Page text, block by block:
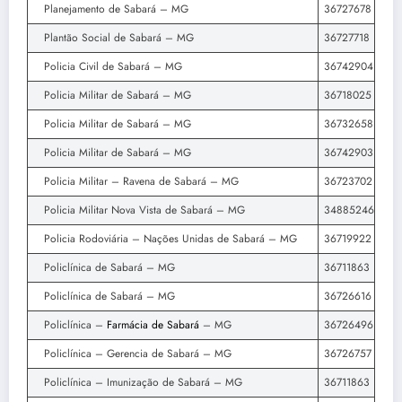
Planejamento de Sabará – MG
36727678
Plantão Social de Sabará – MG
36727718
Policia Civil de Sabará – MG
36742904
Policia Militar de Sabará – MG
36718025
Policia Militar de Sabará – MG
36732658
Policia Militar de Sabará – MG
36742903
Policia Militar – Ravena de Sabará – MG
36723702
Policia Militar Nova Vista de Sabará – MG
34885246
Policia Rodoviária – Nações Unidas de Sabará – MG
36719922
Policlínica de Sabará – MG
36711863
Policlínica de Sabará – MG
36726616
Policlínica – Farmácia de Sabará – MG
36726496
Policlínica – Gerencia de Sabará – MG
36726757
Policlínica – Imunização de Sabará – MG
36711863